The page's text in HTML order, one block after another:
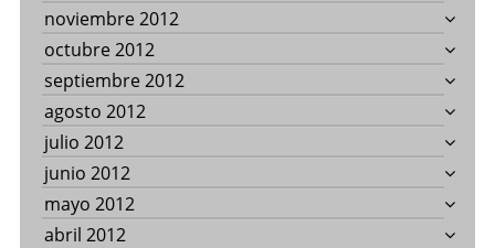
noviembre 2012
octubre 2012
septiembre 2012
agosto 2012
julio 2012
junio 2012
mayo 2012
abril 2012